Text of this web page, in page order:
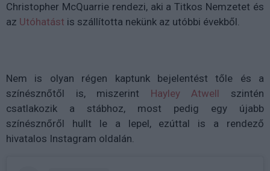
Christopher McQuarrie rendezi, aki a Titkos Nemzetet és
az Utóhatást is szállította nekünk az utóbbi évekből.
Nem is olyan régen kaptunk bejelentést tőle és a
színésznőtől is, miszerint Hayley Atwell szintén
csatlakozik a stábhoz, most pedig egy újabb
színésznőről hullt le a lepel, ezúttal is a rendező
hivatalos Instagram oldalán.